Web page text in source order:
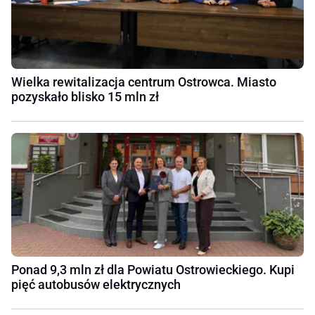
Wielka rewitalizacja centrum Ostrowca. Miasto
pozyskało blisko 15 mln zł
Ponad 9,3 mln zł dla Powiatu Ostrowieckiego. Kupi
pięć autobusów elektrycznych